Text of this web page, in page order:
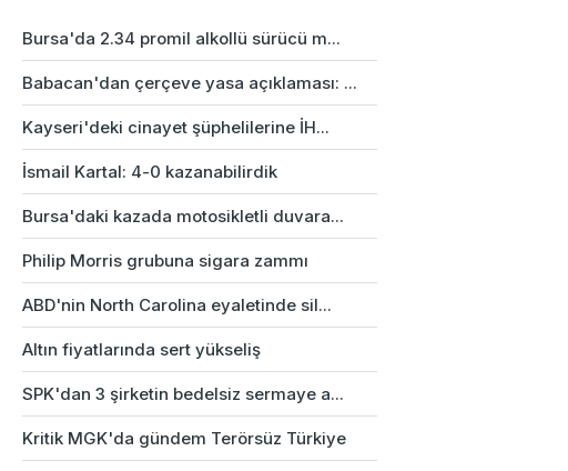
Bursa'da 2.34 promil alkollü sürücü m...
Babacan'dan çerçeve yasa açıklaması: ...
Kayseri'deki cinayet şüphelilerine İH...
İsmail Kartal: 4-0 kazanabilirdik
Bursa'daki kazada motosikletli duvara...
Philip Morris grubuna sigara zammı
ABD'nin North Carolina eyaletinde sil...
Altın fiyatlarında sert yükseliş
SPK'dan 3 şirketin bedelsiz sermaye a...
Kritik MGK'da gündem Terörsüz Türkiye